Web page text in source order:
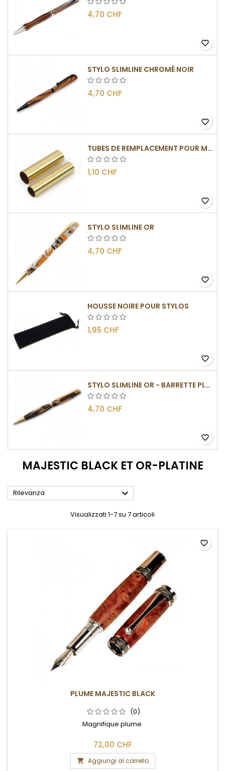
4,70 CHF
favorite_border
STYLO SLIMLINE CHROMÉ NOIR
4,70 CHF
favorite_border
TUBES DE REMPLACEMENT POUR MÉCANISMES SLIMLINE
1,10 CHF
favorite_border
STYLO SLIMLINE OR
4,70 CHF
favorite_border
HOUSSE NOIRE POUR STYLOS
1,95 CHF
favorite_border
STYLO SLIMLINE OR - BARRETTE PLATE
4,70 CHF
favorite_border
MAJESTIC BLACK ET OR-PLATINE
Rilevanza 
Visualizzati 1-7 su 7 articoli
PLUME MAJESTIC BLACK
(0)
Magnifique plume.
72,00 CHF
 Aggiungi al carrello
favorite_border